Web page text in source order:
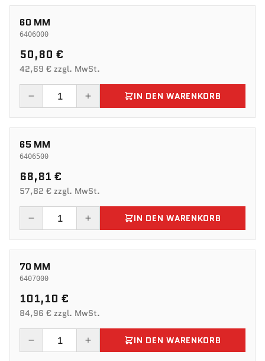
60 MM
6406000
50,80 €
42,69 € zzgl. MwSt.
IN DEN WARENKORB
65 MM
6406500
68,81 €
57,82 € zzgl. MwSt.
IN DEN WARENKORB
70 MM
6407000
101,10 €
84,96 € zzgl. MwSt.
IN DEN WARENKORB